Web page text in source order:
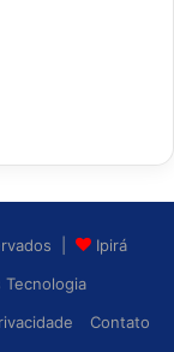
|
Ipirá
Tecnologia
Contato